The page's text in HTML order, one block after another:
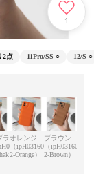
1
2点 11Pro/SS ○ 12/S ○
ラ オレンジ
（ipH03160
2-Orange）
ブラウン
（ipH03160
2-Brown）